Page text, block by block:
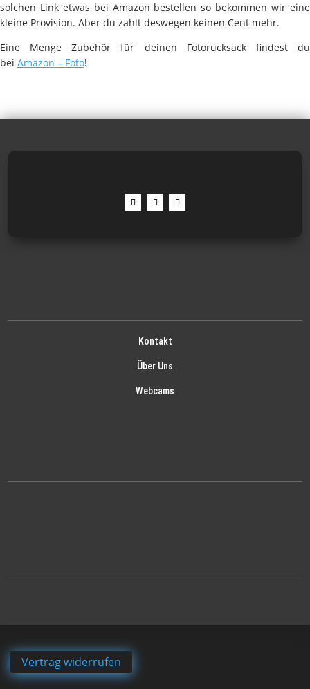
solchen Link etwas bei Amazon bestellen so bekommen wir eine
kleine Provision. Aber du zahlt deswegen keinen Cent mehr.
Eine Menge Zubehör für deinen Fotorucksack findest du
bei Amazon – Foto!
Kontakt
Über Uns
Webcams
Vertrag widerrufen